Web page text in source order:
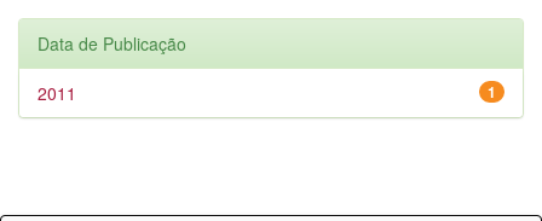
Data de Publicação
1
2011